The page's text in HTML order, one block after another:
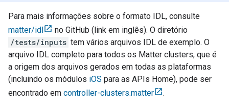
Para mais informações sobre o formato IDL, consulte
matter/idl
no GitHub (link em inglês). O diretório
/tests/inputs tem vários arquivos IDL de exemplo. O
arquivo IDL completo para todos os Matter clusters, que é
a origem dos arquivos gerados em todas as plataformas
(incluindo os módulos iOS para as APIs Home), pode ser
encontrado em controller-clusters.matter .